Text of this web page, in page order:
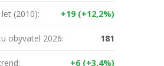
(2010): +19 (+12,2%)
obyvatel 2026: 181
+6 (+3,4%)